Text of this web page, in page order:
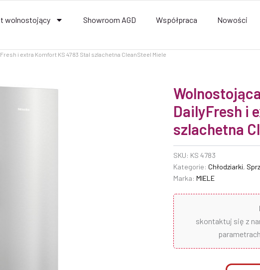
wolnostojący Showroom AGD Współpraca Nowości
i extra Komfort KS 4783 Stal szlachetna CleanSteel Miele
DailyFresh i
szlachetna
SKU: KS 4783
Kategorie: Chłodziarki,
Marka: MIELE
skontaktuj się z